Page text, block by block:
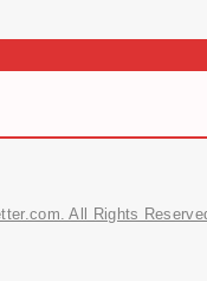
All Rights